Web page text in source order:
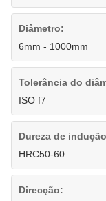
Diâmetro:
6mm - 1000mm
Tolerância do
ISO f7
Dureza de
HRC50-60
Direcção: